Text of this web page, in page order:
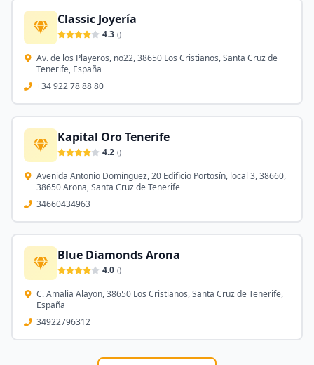
Classic Joyería
4.3 ()
Av. de los Playeros, no22, 38650 Los Cristianos, Santa Cruz de
Tenerife, España
+34 922 78 88 80
Kapital Oro Tenerife
4.2 ()
Avenida Antonio Domínguez, 20 Edificio Portosín, local 3, 38660,
38650 Arona, Santa Cruz de Tenerife
34660434963
Blue Diamonds Arona
4.0 ()
C. Amalia Alayon, 38650 Los Cristianos, Santa Cruz de Tenerife,
España
34922796312